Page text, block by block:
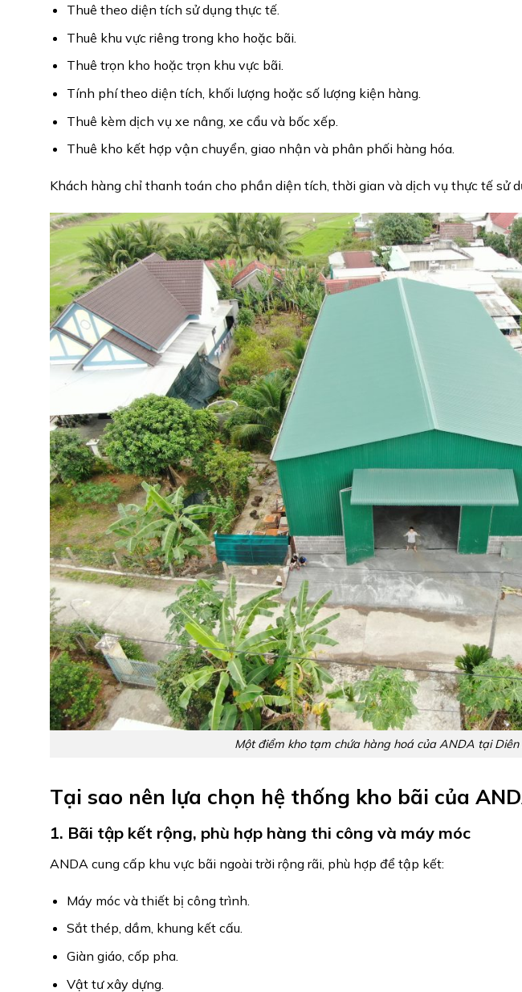
Thuê theo diện tích sử dụng thực tế.
Thuê khu vực riêng trong kho hoặc bãi.
Thuê trọn kho hoặc trọn khu vực bãi.
Tính phí theo diện tích, khối lượng hoặc số lượng kiện hàng.
Thuê kèm dịch vụ xe nâng, xe cẩu và bốc xếp.
Thuê kho kết hợp vận chuyển, giao nhận và phân phối hàng hóa.
Khách hàng chỉ thanh toán cho phần diện tích, thời gian và dịch vụ thực tế sử
Một điểm kho tạm chứa hàng hoá của ANDA tại Diên
Tại sao nên lựa chọn hệ thống kho bãi của
1. Bãi tập kết rộng, phù hợp hàng thi công và máy móc
ANDA cung cấp khu vực bãi ngoài trời rộng rãi, phù hợp để tập kết:
Máy móc và thiết bị công trình.
Sắt thép, dầm, khung kết cấu.
Giàn giáo, cốp pha.
Vật tư xây dựng.